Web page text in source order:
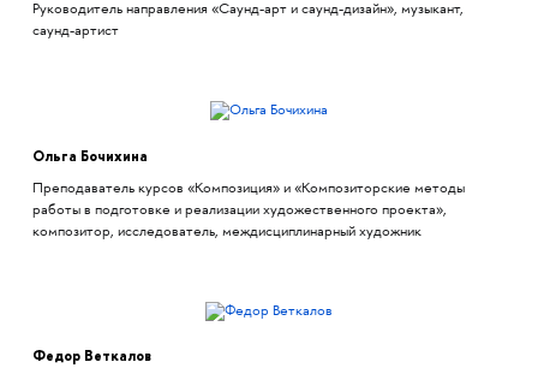
Руководитель направления «Саунд-арт и саунд-дизайн», музыкант,
саунд-артист
Ольга Бочихина
Преподаватель курсов «Композиция» и «Композиторские методы
работы в подготовке и реализации художественного проекта»,
композитор, исследователь, междисциплинарный художник
Федор Веткалов